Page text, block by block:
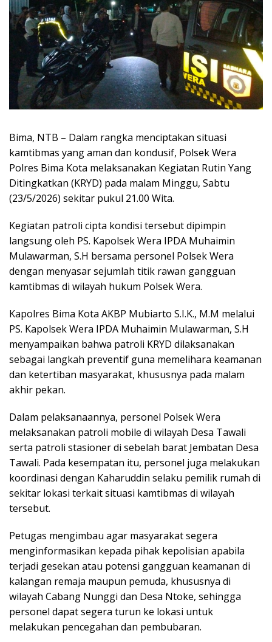
Bima, NTB – Dalam rangka menciptakan situasi
kamtibmas yang aman dan kondusif, Polsek Wera
Polres Bima Kota melaksanakan Kegiatan Rutin Yang
Ditingkatkan (KRYD) pada malam Minggu, Sabtu
(23/5/2026) sekitar pukul 21.00 Wita.
Kegiatan patroli cipta kondisi tersebut dipimpin
langsung oleh PS. Kapolsek Wera IPDA Muhaimin
Mulawarman, S.H bersama personel Polsek Wera
dengan menyasar sejumlah titik rawan gangguan
kamtibmas di wilayah hukum Polsek Wera.
Kapolres Bima Kota AKBP Mubiarto S.I.K., M.M melalui
PS. Kapolsek Wera IPDA Muhaimin Mulawarman, S.H
menyampaikan bahwa patroli KRYD dilaksanakan
sebagai langkah preventif guna memelihara keamanan
dan ketertiban masyarakat, khususnya pada malam
akhir pekan.
Dalam pelaksanaannya, personel Polsek Wera
melaksanakan patroli mobile di wilayah Desa Tawali
serta patroli stasioner di sebelah barat Jembatan Desa
Tawali. Pada kesempatan itu, personel juga melakukan
koordinasi dengan Kaharuddin selaku pemilik rumah di
sekitar lokasi terkait situasi kamtibmas di wilayah
tersebut.
Petugas mengimbau agar masyarakat segera
menginformasikan kepada pihak kepolisian apabila
terjadi gesekan atau potensi gangguan keamanan di
kalangan remaja maupun pemuda, khususnya di
wilayah Cabang Nunggi dan Desa Ntoke, sehingga
personel dapat segera turun ke lokasi untuk
melakukan pencegahan dan pembubaran.